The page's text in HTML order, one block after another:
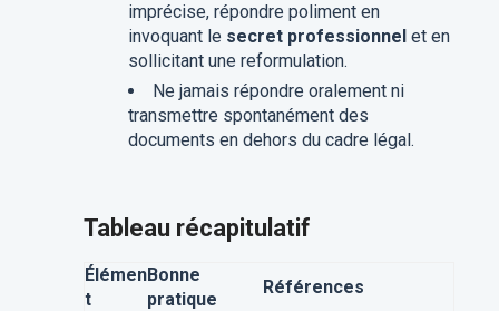
imprécise, répondre poliment en
invoquant le secret professionnelet en
sollicitant une reformulation.
Ne jamais répondre oralement ni
transmettre spontanément des
documents en dehors du cadre légal.
Tableau récapitulatif
Élémen
t
Bonne
pratique
Références